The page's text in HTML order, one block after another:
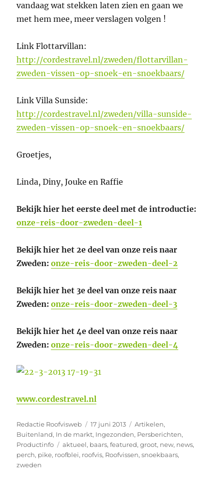
vandaag wat stekken laten zien en gaan we
met hem mee, meer verslagen volgen !
Link Flottarvillan:
http://cordestravel.nl/zweden/flottarvillan-
zweden-vissen-op-snoek-en-snoekbaars/
Link Villa Sunside:
http://cordestravel.nl/zweden/villa-sunside-
zweden-vissen-op-snoek-en-snoekbaars/
Groetjes,
Linda, Diny, Jouke en Raffie
Bekijk hier het eerste deel met de introductie:
onze-reis-door-zweden-deel-1
Bekijk hier het 2e deel van onze reis naar
Zweden:onze-reis-door-zweden-deel-2
Bekijk hier het 3e deel van onze reis naar
Zweden:onze-reis-door-zweden-deel-3
Bekijk hier het 4e deel van onze reis naar
Zweden:onze-reis-door-zweden-deel-4
www.cordestravel.nl
Auteur
Redactie Roofvisweb
Geplaatst
op
17 juni 2013 Categorieën
Artikelen,
Buitenland, In de markt, Ingezonden, Persberichten,
Productinfo
Tags
aktueel, baars,featured,groot, new, news,
perch, pike, roofblei, roofvis, Roofvissen,snoekbaars,
zweden